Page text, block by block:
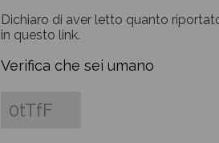
Dichiaro di aver letto quanto
in questo link.
Verifica che sei umano
0tTfF